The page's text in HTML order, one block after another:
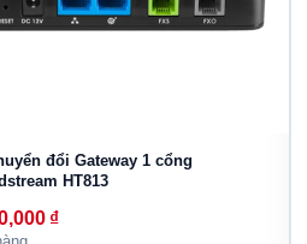
đổi Gateway 1 cổng
HT813
₫